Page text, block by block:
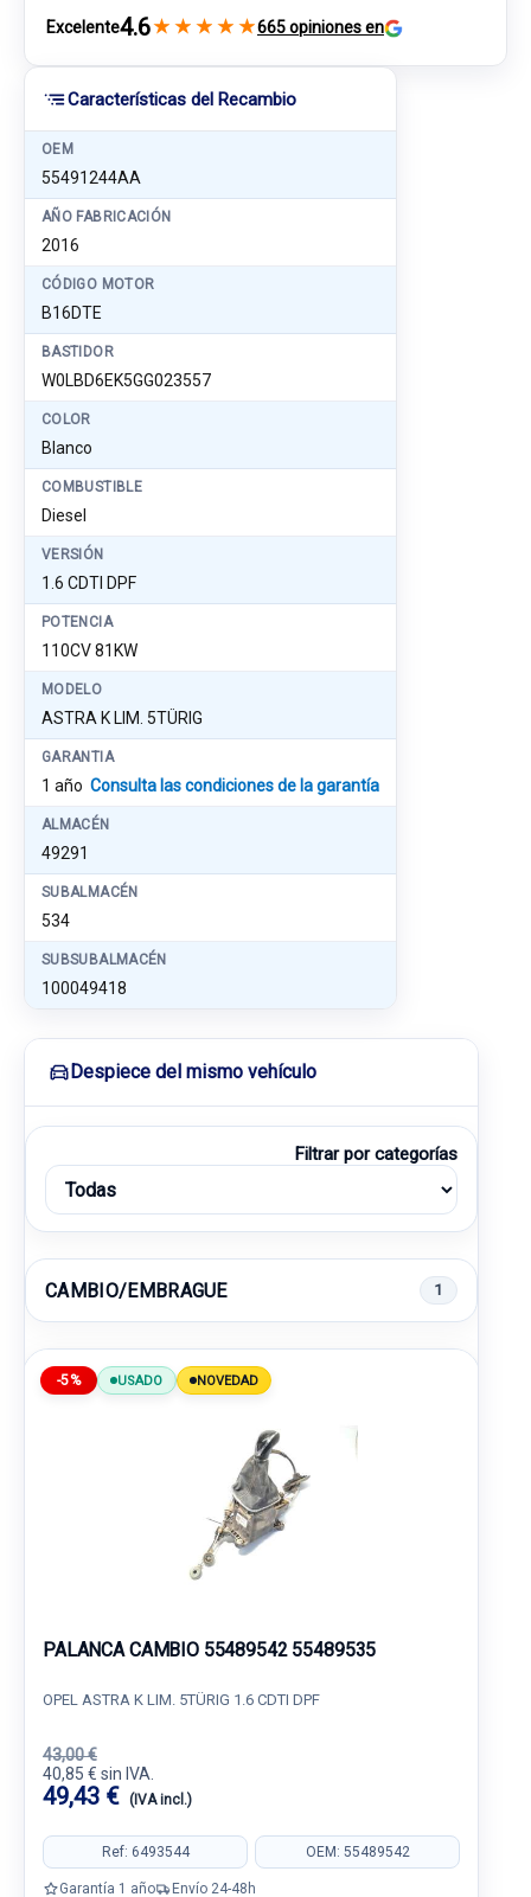
Características del Recambio
OEM
55491244AA
AÑO FABRICACIÓN
2016
CÓDIGO MOTOR
B16DTE
BASTIDOR
W0LBD6EK5GG023557
COLOR
Blanco
COMBUSTIBLE
Diesel
VERSIÓN
1.6 CDTI DPF
POTENCIA
110CV 81KW
MODELO
ASTRA K LIM. 5TÜRIG
GARANTIA
1 año Consulta las condiciones de la garantía
ALMACÉN
49291
SUBALMACÉN
534
SUBSUBALMACÉN
100049418
Excelente4.6★ ★ ★ ★ ★665 opiniones en
Despiece del mismo vehículo
Filtrar por categorías
CAMBIO/EMBRAGUE 1
-5% USADO NOVEDAD
PALANCA CAMBIO 55489542 55489535
OPEL ASTRA K LIM. 5TÜRIG 1.6 CDTI DPF
43,00 €
40,85 € sin IVA.
49,43 € (IVA incl.)
Ref: 6493544 OEM: 55489542
Garantía 1 año Envío 24-48h